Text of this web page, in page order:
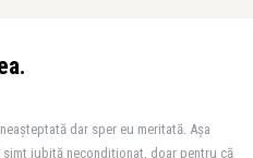
dar sper eu meritată. Așa
simt iubită necondiționat, doar pentru că